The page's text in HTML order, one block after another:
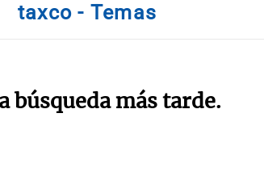
taxco - Temas
búsqueda más tarde.